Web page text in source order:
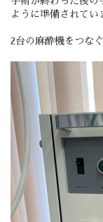
ように準備されてい
2台の麻酔機をつな